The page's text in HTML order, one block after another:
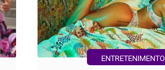
ENTRETENIMENTO